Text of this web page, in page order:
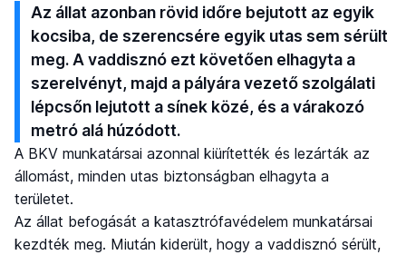
Az állat azonban rövid időre bejutott az egyik
kocsiba, de szerencsére egyik utas sem sérült
meg. A vaddisznó ezt követően elhagyta a
szerelvényt, majd a pályára vezető szolgálati
lépcsőn lejutott a sínek közé, és a várakozó
metró alá húzódott.
A BKV munkatársai azonnal kiürítették és lezárták az
állomást, minden utas biztonságban elhagyta a
területet.
Az állat befogását a katasztrófavédelem munkatársai
kezdték meg. Miután kiderült, hogy a vaddisznó sérült,